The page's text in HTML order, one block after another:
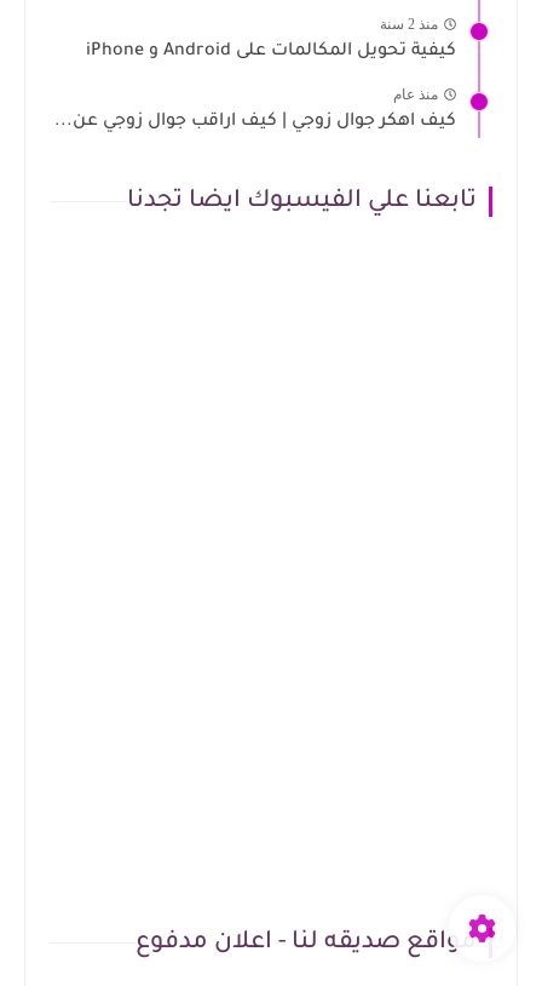
منذ 2 سنة
كيفية تحويل المكالمات على Android و iPhone
منذ عام
كيف اهكر جوال زوجي | كيف اراقب جوال زوجي عن...
تابعنا علي الفيسبوك ايضا تجدنا
مواقع صديقه لنا - اعلان مدفوع